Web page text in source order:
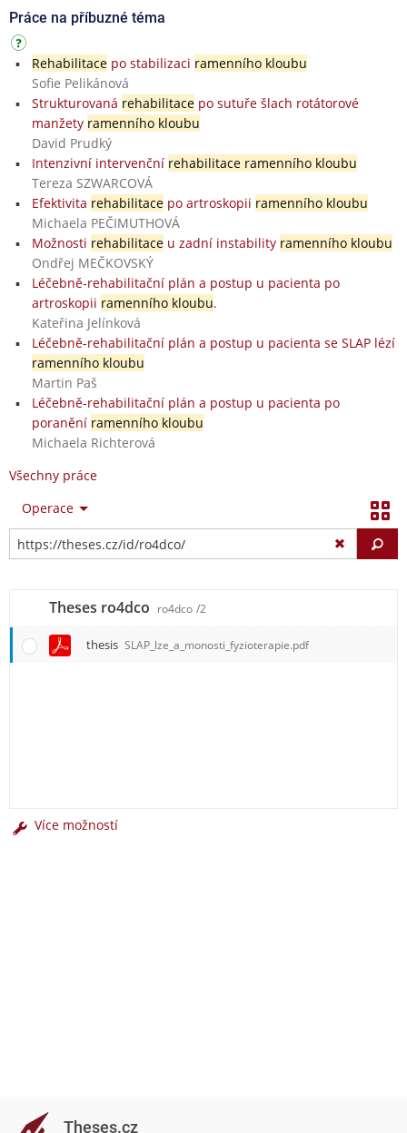
Práce na příbuzné téma
Rehabilitacepo stabilizaci ramenního kloubu
Sofie Pelikánová
Strukturovaná rehabilitacepo sutuře šlach rotátorové
manžety ramenního kloubu
David Prudký
Intenzivní intervenční rehabilitace ramenního kloubu
Tereza SZWARCOVÁ
Efektivita rehabilitacepo artroskopii ramenního kloubu
Michaela PEČIMUTHOVÁ
Možnosti rehabilitaceu zadní instability ramenního kloubu
Ondřej MEČKOVSKÝ
Léčebně-rehabilitační plán a postup u pacienta po
artroskopii ramenního kloubu.
Kateřina Jelínková
Léčebně-rehabilitační plán a postup u pacienta se SLAP lézí
ramenního kloubu
Martin Paš
Léčebně-rehabilitační plán a postup u pacienta po
poranění ramenního kloubu
Michaela Richterová
Všechny práce
Operace
Theses ro4dco ro4dco /2
thesis SLAP_lze_a_monosti_fyzioterapie.pdf
Více možností
Theses.cz